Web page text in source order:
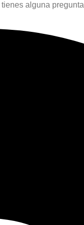
tienes alguna pregunta